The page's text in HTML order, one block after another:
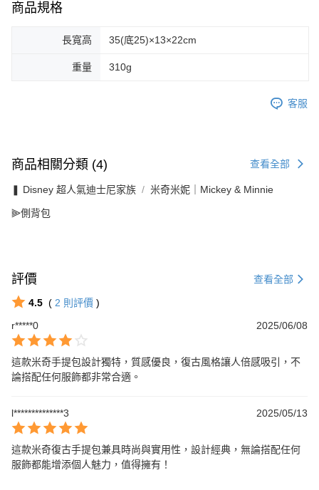
商品規格
長寬高 35(底25)×13×22cm
重量 310g
客服
商品相關分類 (4) 查看全部
❚ Disney 超人氣迪士尼家族 米奇米妮｜Mickey & Minnie
⫸側背包
評價 查看全部
4.5 ( 2 則評價 )
r*****0
2025/06/08
這款米奇手提包設計獨特，質感優良，復古風格讓人倍感吸引，不
論搭配任何服飾都非常合適。
l**************3 2025/05/13
這款米奇復古手提包兼具時尚與實用性，設計經典，無論搭配任何
服飾都能增添個人魅力，值得擁有！